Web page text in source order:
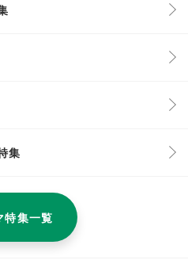
集
特集一覧